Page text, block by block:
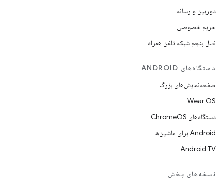
دوربین و رسانه
حریم خصوصی
نسل پنجم شبکه تلفن همراه
دستگاه‌های ANDROID
صفحه‌نمایش‌های بزرگ
Wear OS
دستگاه‌های ChromeOS
Android برای ماشین‌ها
Android TV
نسخه‌های پخش